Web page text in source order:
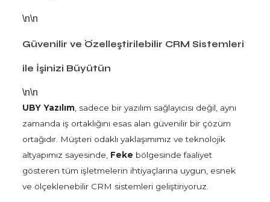
\n\n
Güvenilir ve Özelleştirilebilir CRM Sistemleri
ile İşinizi Büyütün
\n\n
UBY Yazılım , sadece bir yazılım sağlayıcısı değil, aynı
zamanda iş ortaklığını esas alan güvenilir bir çözüm
ortağıdır. Müşteri odaklı yaklaşımımız ve teknolojik
altyapımız sayesinde, Feke bölgesinde faaliyet
gösteren tüm işletmelerin ihtiyaçlarına uygun, esnek
ve ölçeklenebilir CRM sistemleri geliştiriyoruz.